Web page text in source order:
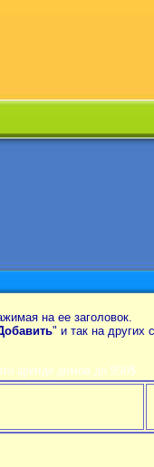
на ее заголовок.
" и так на других
аренде домов до 950$